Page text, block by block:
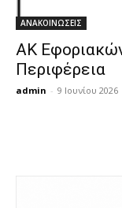
ΑΝΑΚΟΙΝΩΣΕΙΣ
AK
Περιφέρεια
admin - 9 Ιουνίου 2026